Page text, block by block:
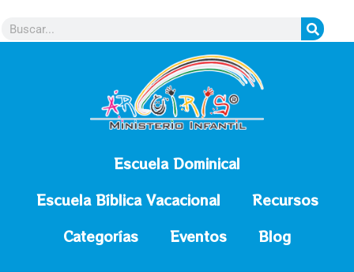
Escuela Dominical
Escuela Bíblica Vacacional
Recursos
Categorías
Eventos Blog